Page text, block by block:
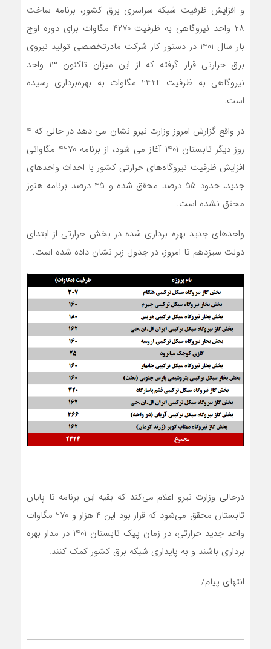
و افزایش ظرفیت شبکه سراسری برق کشور، برنامه ساخت
28 واحد نیروگاهی به ظرفیت 4270 مگاوات برای دوره اوج
بار سال 1401 در دستور کار شرکت مادرتخصصی تولید نیروی
برق حرارتی قرار گرفته که از این میزان تاکنون 13 واحد
نیروگاهی به ظرفیت 2324 مگاوات به بهره‌برداری رسیده
است.
در واقع گزارش امروز وزارت نیرو نشان می دهد در حالی که 4
روز دیگر تابستان 1401 آغاز می شود، از برنامه 4270 مگاواتی
افزایش ظرفیت نیروگاه‌های حرارتی کشور با احداث واحدهای
جدید، حدود 55 درصد محقق شده و 45 درصد برنامه هنوز
محقق نشده است.
واحدهای جدید بهره برداری شده در بخش حرارتی از ابتدای
دولت سیزدهم تا امروز، در جدول زیر نشان داده شده است.
درحالی وزارت نیرو اعلام می‌کند که بقیه این برنامه تا پایان
تابستان محقق می‌شود که قرار بود این 4 هزار و 270 مگاوات
واحد جدید حرارتی، در زمان پیک تابستان 1401 در مدار بهره
برداری باشند و به پایداری شبکه برق کشور کمک کنند.
انتهای پیام/